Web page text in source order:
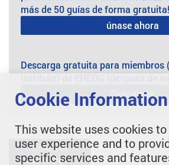
más de 50 guías de forma gratuita!
únase ahora
Descarga gratuita para miembros
Descargar
Volver al
catálogo
Cookie Information
This website uses cookies
user experience and to
specific services and